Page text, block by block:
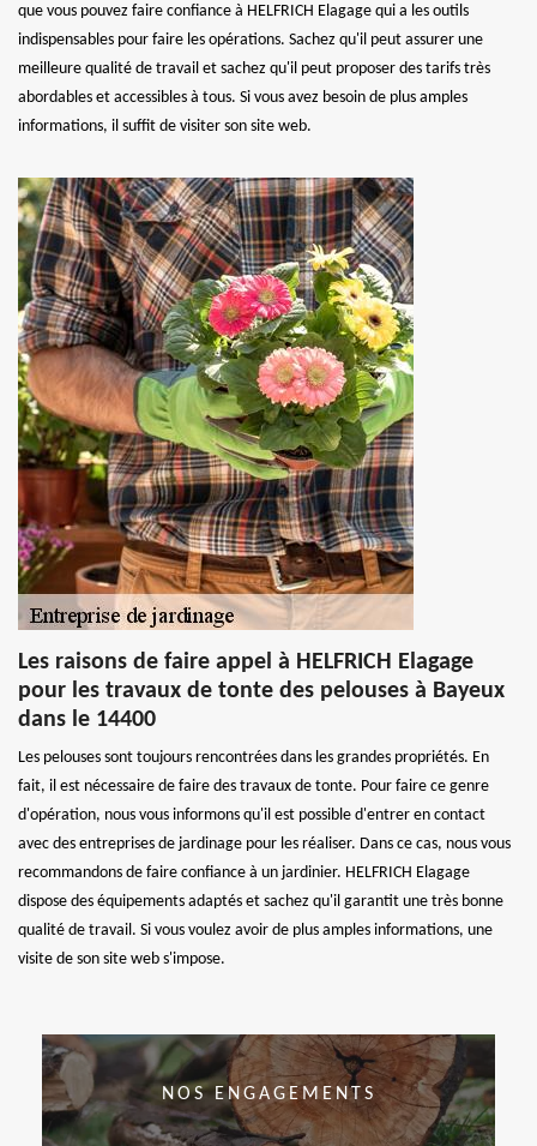
que vous pouvez faire confiance à HELFRICH Elagage qui a les outils
indispensables pour faire les opérations. Sachez qu'il peut assurer une
meilleure qualité de travail et sachez qu'il peut proposer des tarifs très
abordables et accessibles à tous. Si vous avez besoin de plus amples
informations, il suffit de visiter son site web.
Les raisons de faire appel à HELFRICH Elagage
pour les travaux de tonte des pelouses à Bayeux
dans le 14400
Les pelouses sont toujours rencontrées dans les grandes propriétés. En
fait, il est nécessaire de faire des travaux de tonte. Pour faire ce genre
d'opération, nous vous informons qu'il est possible d'entrer en contact
avec des entreprises de jardinage pour les réaliser. Dans ce cas, nous vous
recommandons de faire confiance à un jardinier. HELFRICH Elagage
dispose des équipements adaptés et sachez qu'il garantit une très bonne
qualité de travail. Si vous voulez avoir de plus amples informations, une
visite de son site web s'impose.
NOS ENGAGEMENTS